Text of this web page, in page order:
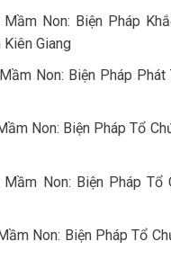
Non: Biện Pháp
Giang
Non: Biện Pháp
Non: Biện Pháp Tổ
Non: Biện Pháp
Non: Biện Pháp Tổ